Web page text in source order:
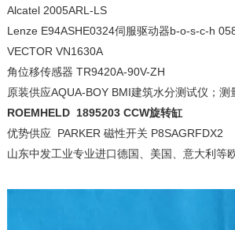
Alcatel 2005ARL-LS
Lenze E94ASHE0324伺服驱动器b-o-s-c-h
VECTOR VN1630A
角位移传感器 TR9420A-90V-ZH
原装供应AQUA-BOY BMI建筑水分测试仪；测
ROEMHELD 1895203 CCW旋转缸
优势供应 PARKER 磁性开关 P8SAGRFDX2
山东中发工业专业进口德国、美国、意大利等